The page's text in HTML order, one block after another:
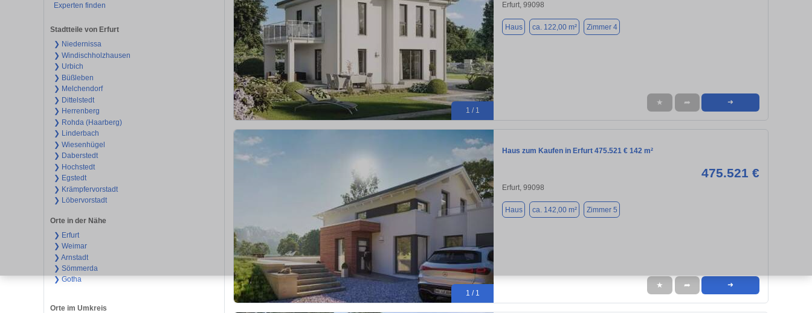
Experten finden
Stadtteile von Erfurt
❯ Niedernissa
❯ Windischholzhausen
❯ Urbich
❯ Büßleben
❯ Melchendorf
❯ Dittelstedt
❯ Herrenberg
❯ Rohda (Haarberg)
❯ Linderbach
❯ Wiesenhügel
❯ Daberstedt
❯ Hochstedt
❯ Egstedt
❯ Krämpfervorstadt
❯ Löbervorstadt
Orte in der Nähe
❯ Erfurt
❯ Weimar
❯ Arnstadt
❯ Sömmerda
❯ Gotha
Orte im Umkreis
1 / 1
Erfurt, 99098
Haus ca. 122,00 m² Zimmer 4
★ ➦ ➜
1 / 1
Haus zum Kaufen in Erfurt 475.521 € 142 m²
475.521 €
Erfurt, 99098
Haus ca. 142,00 m² Zimmer 5
★ ➦ ➜